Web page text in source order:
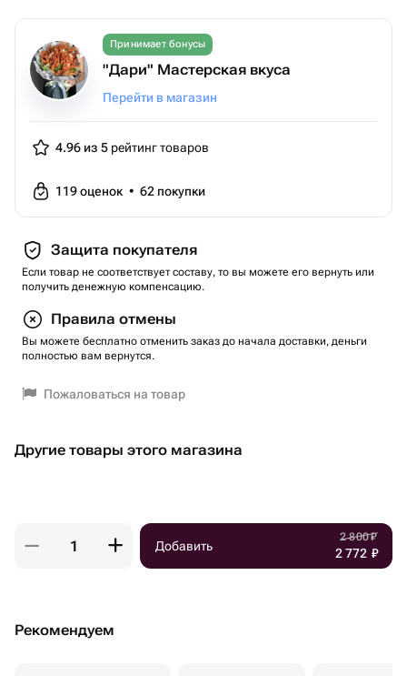
Принимает бонусы
"Дари" Мастерская вкуса
Перейти в магазин
4.96 из 5 рейтинг товаров
119оценок • 62 покупки
Защита покупателя
Если товар не соответствует составу, то вы можете его вернуть или
получить денежную компенсацию.
Правила отмены
Вы можете бесплатно отменить заказ до начала доставки, деньги
полностью вам вернутся.
Пожаловаться на товар
Другие товары этого магазина
Добавить
2 800₽
2 772 ₽
Рекомендуем